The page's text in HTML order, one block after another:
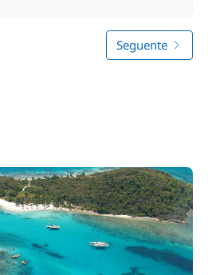
Seguente